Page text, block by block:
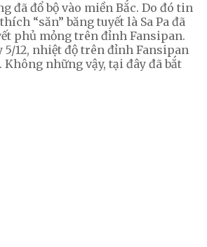
đã đổ bộ vào miền Bắc. Do đó tin
“săn” băng tuyết là Sa Pa đã
phủ mỏng trên đỉnh Fansipan.
5/12, nhiệt độ trên đỉnh Fansipan
Không những vậy, tại đây đã bắt